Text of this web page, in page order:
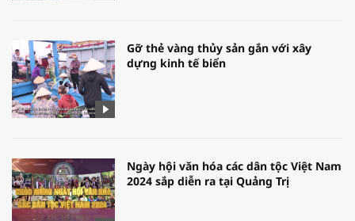
Gỡ thẻ vàng thủy sản gắn với xây
dựng kinh tế biển
Ngày hội văn hóa các dân tộc Việt Nam
2024 sắp diễn ra tại Quảng Trị